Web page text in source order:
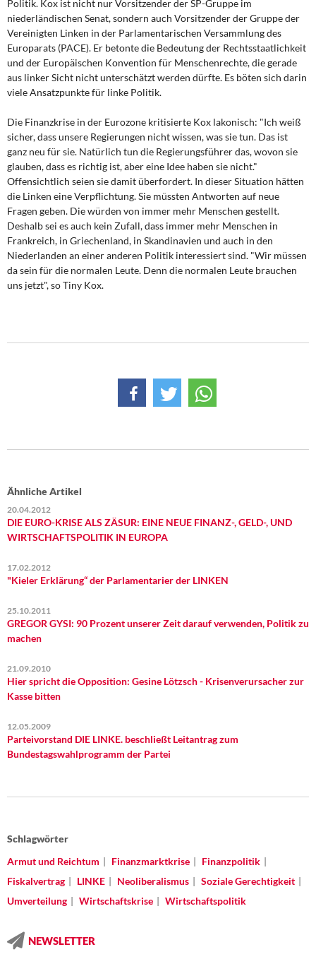
Politik. Kox ist nicht nur Vorsitzender der SP-Gruppe im
niederländischen Senat, sondern auch Vorsitzender der Gruppe der
Vereinigten Linken in der Parlamentarischen Versammlung des
Europarats (PACE). Er betonte die Bedeutung der Rechtsstaatlichkeit
und der Europäischen Konvention für Menschenrechte, die gerade
aus linker Sicht nicht unterschätzt werden dürfte. Es böten sich darin
viele Ansatzpunkte für linke Politik.
Die Finanzkrise in der Eurozone kritisierte Kox lakonisch: "Ich weiß
sicher, dass unsere Regierungen nicht wissen, was sie tun. Das ist
ganz neu für sie. Natürlich tun die Regierungsführer das, wovon sie
glauben, dass es richtig ist, aber eine Idee haben sie nicht."
Offensichtlich seien sie damit überfordert. In dieser Situation hätten
die Linken eine Verpflichtung. Sie müssten Antworten auf neue
Fragen geben. Die würden von immer mehr Menschen gestellt.
Deshalb sei es auch kein Zufall, dass immer mehr Menschen in
Frankreich, in Griechenland, in Skandinavien und auch in den
Niederlanden an einer anderen Politik interessiert sind. "Wir müssen
da sein für die normalen Leute. Denn die normalen Leute brauchen
uns jetzt", so Tiny Kox.
Ähnliche Artikel
20.04.2012
DIE EURO-KRISE ALS ZÄSUR: EINE NEUE FINANZ-, GELD-, UND
WIRTSCHAFTSPOLITIK IN EUROPA
17.02.2012
"Kieler Erklärung“ der Parlamentarier der LINKEN
25.10.2011
GREGOR GYSI: 90 Prozent unserer Zeit darauf verwenden, Politik zu
machen
21.09.2010
Hier spricht die Opposition: Gesine Lötzsch - Krisenverursacher zur
Kasse bitten
12.05.2009
Parteivorstand DIE LINKE. beschließt Leitantrag zum
Bundestagswahlprogramm der Partei
Schlagwörter
Armut und Reichtum
Finanzmarktkrise
Finanzpolitik
Fiskalvertrag
LINKE Neoliberalismus
Soziale Gerechtigkeit
Umverteilung
Wirtschaftskrise Wirtschaftspolitik
NEWSLETTER